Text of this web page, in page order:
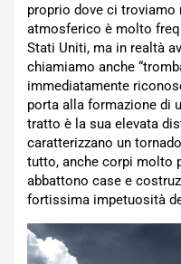
proprio dove ci troviamo
atmosferico è molto
Stati Uniti, ma in realtà
chiamiamo anche
immediatamente
porta alla formazione di
tratto è la sua elevata
caratterizzano un
tutto, anche corpi molto
abbattono case e
fortissima impetuosità